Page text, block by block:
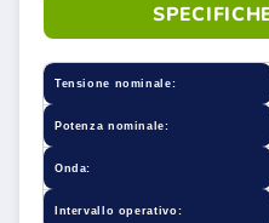
Tensione nominale:
Potenza nominale:
Onda:
Intervallo operativo: